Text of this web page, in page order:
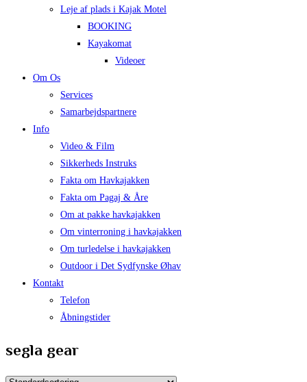
Leje af plads i Kajak Motel
BOOKING
Kayakomat
Videoer
Om Os
Services
Samarbejdspartnere
Info
Video & Film
Sikkerheds Instruks
Fakta om Havkajakken
Fakta om Pagaj & Åre
Om at pakke havkajakken
Om vinterroning i havkajakken
Om turledelse i havkajakken
Outdoor i Det Sydfynske Øhav
Kontakt
Telefon
Åbningstider
segla gear